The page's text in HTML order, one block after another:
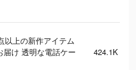
以上の新作アイテム
届け 透明な電話ケー
424.1K